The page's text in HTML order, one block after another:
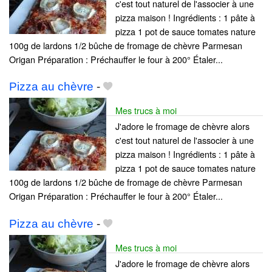
c'est tout naturel de l'associer à une
pizza maison ! Ingrédients : 1 pâte à
pizza 1 pot de sauce tomates nature
100g de lardons 1/2 bûche de fromage de chèvre Parmesan
Origan Préparation : Préchauffer le four à 200° Étaler...
Pizza au chèvre -
Mes trucs à moi
J'adore le fromage de chèvre alors
c'est tout naturel de l'associer à une
pizza maison ! Ingrédients : 1 pâte à
pizza 1 pot de sauce tomates nature
100g de lardons 1/2 bûche de fromage de chèvre Parmesan
Origan Préparation : Préchauffer le four à 200° Étaler...
Pizza au chèvre -
Mes trucs à moi
J'adore le fromage de chèvre alors